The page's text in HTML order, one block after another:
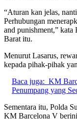
“Aturan kan jelas,
Perhubungan
and punishment,”
Barat itu.
Menurut Lasarus,
kepada pihak-pihak
Baca juga: KM
Penumpang yang
Sementara itu, Polda
KM Barcelona V